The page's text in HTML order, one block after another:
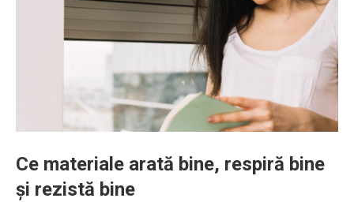
Ce materiale arată bine, respiră bine
și rezistă bine